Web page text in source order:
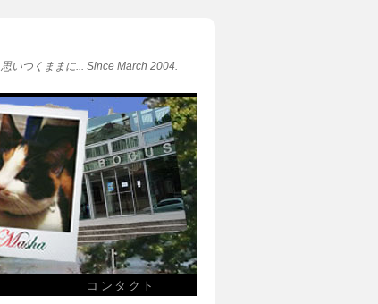
思いつくままに... Since March 2004.
コンタクト